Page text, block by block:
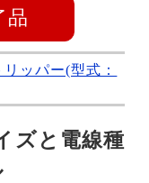
品
ッパー(型式：
ズと電線種